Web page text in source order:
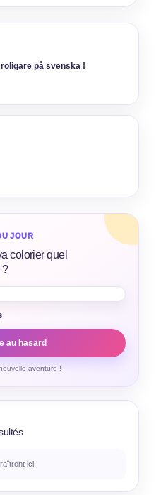
på svenska !
JOUR
colorier quel
?
au hasard
aventure !
ici.